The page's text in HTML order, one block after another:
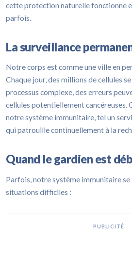
cette protection naturelle fonctionne
parfois.
La surveillance
Notre corps est comme une ville en
Chaque jour, des millions de cellules
processus complexe, des erreurs
cellules potentiellement cancéreuses.
notre système immunitaire, tel un
qui patrouille continuellement à la
Quand le gardien est
Parfois, notre système immunitaire se
situations difficiles :
PUBLICITÉ